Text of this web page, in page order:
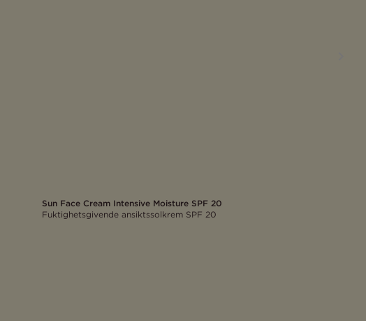
Sun Face Cream Intensive Moisture SPF 20
Fuktighetsgivende ansiktssolkrem SPF 20